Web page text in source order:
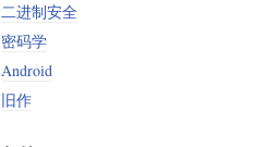
二进制安全
密码学
Android
旧作